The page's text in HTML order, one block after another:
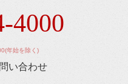
4000
年始を除く)
い合わせ